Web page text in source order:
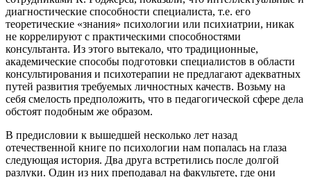
диагностические способности специалиста, т.е. его
теоретические «знания» психологии или психиатрии, никак
не коррелируют с практическими способностями
консультанта. Из этого вытекало, что традиционные,
академические способы подготовки специалистов в области
консультирования и психотерапии не предлагают адекватных
путей развития требуемых личностных качеств. Возьму на
себя смелость предположить, что в педагогической сфере дела
обстоят подобным же образом.
В предисловии к вышедшей несколько лет назад
отечественной книге по психологии нам попалась на глаза
следующая история. Два друга встретились после долгой
разлуки. Один из них преподавал на факультете, где они